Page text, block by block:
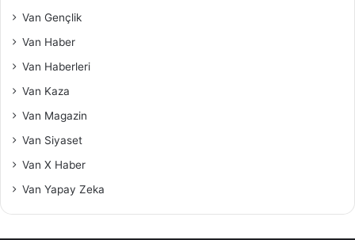
Van Gençlik
Van Haber
Van Haberleri
Van Kaza
Van Magazin
Van Siyaset
Van X Haber
Van Yapay Zeka